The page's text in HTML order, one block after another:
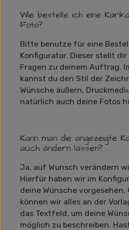
Wie bestelle ich eine
Foto?
Bitte benutze für eine
Konfigurator. Dieser stellt
Fragen zu deinem Auftrag.
kannst du den Stil der
Wünsche äußern,
natürlich auch deine Fotos
Kann man die angezeigte
auch ändern lassen?
Ja, auf Wunsch verändern
Hierfür haben wir im
deine Wünsche
können wir alles an der
das Textfeld, um deine
möglich zu beschreiben.